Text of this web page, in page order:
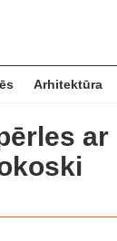
Arhitektūra
ar